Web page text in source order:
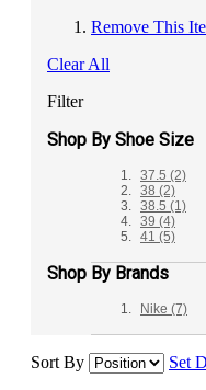
Remove This
Clear All
Filter
Shop By Shoe Size
37.5 (2)
38 (2)
38.5 (1)
39 (4)
41 (5)
Shop By Brands
Nike (7)
Sort By Set